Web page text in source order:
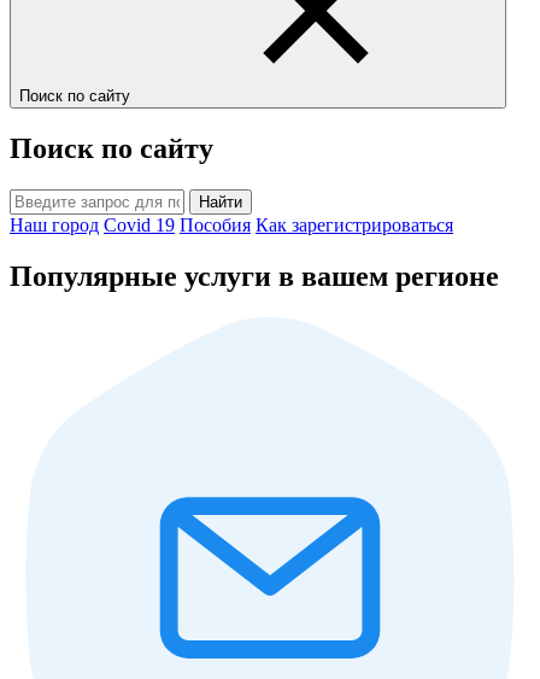
Поиск по сайту
Поиск по сайту
Найти
Наш город Covid 19 Пособия Как зарегистрироваться
Популярные услуги в вашем регионе